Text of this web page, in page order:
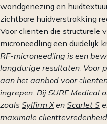
wondgenezing en
zichtbare huidverstrakking
Voor cliënten die structurele
microneedling een duidelijk
RF-microneedling is een
langdurige resultaten. Voor
aan het aanbod voor
ingrepen. Bij SURE Medical
zoals Sylfirm Xen Scarlet S
maximale